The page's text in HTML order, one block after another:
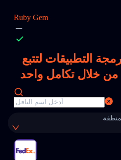
Ruby Gem
التطبيقات لتتبع
خلال تكامل واحد